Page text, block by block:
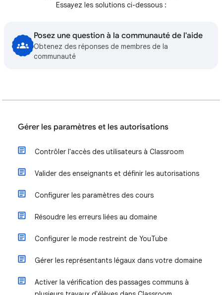
Essayez les solutions ci-dessous :
Posez une question à la communauté de l'aide
Obtenez des réponses de membres de la
communauté
Gérer les paramètres et les autorisations
Contrôler l'accès des utilisateurs à Classroom
Valider des enseignants et définir les autorisations
Configurer les paramètres des cours
Résoudre les erreurs liées au domaine
Configurer le mode restreint de YouTube
Gérer les représentants légaux dans votre domaine
Activer la vérification des passages communs à